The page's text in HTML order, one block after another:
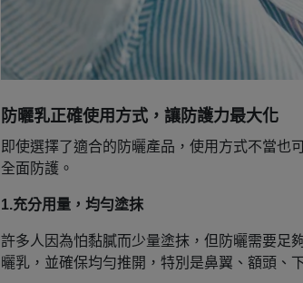
防曬乳正確使用方式，讓防護力最大化
即使選擇了適合的防曬產品，使用方式不當也
全面防護。
1.充分用量，均勻塗抹
許多人因為怕黏膩而少量塗抹，但防曬需要足
曬乳，並確保均勻推開，特別是鼻翼、額頭、